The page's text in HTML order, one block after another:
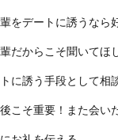
をデートに誘うなら
だからこそ聞いてほ
に誘う手段として相
こそ重要！また会い